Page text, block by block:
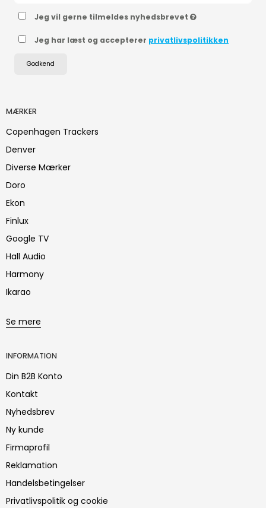
Jeg vil gerne tilmeldes nyhedsbrevet
Jeg har læst og accepterer privatlivspolitikken
Godkend
MÆRKER
Copenhagen Trackers
Denver
Diverse Mærker
Doro
Ekon
Finlux
Google TV
Hall Audio
Harmony
Ikarao
Se mere
INFORMATION
Din B2B Konto
Kontakt
Nyhedsbrev
Ny kunde
Firmaprofil
Reklamation
Handelsbetingelser
Privatlivspolitik og cookie